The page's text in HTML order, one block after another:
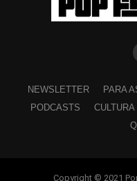
NEWSLETTER PARA
PODCASTS
CULTURA
Copyright © 2021